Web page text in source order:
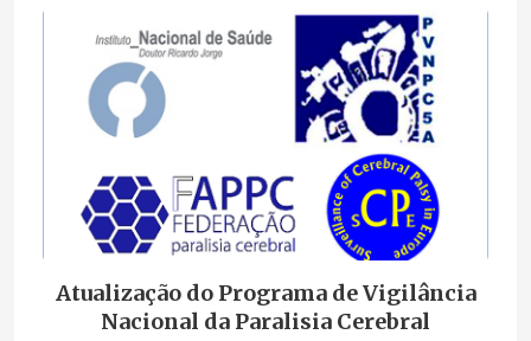
Atualização do Programa de Vigilância
Nacional da Paralisia Cerebral